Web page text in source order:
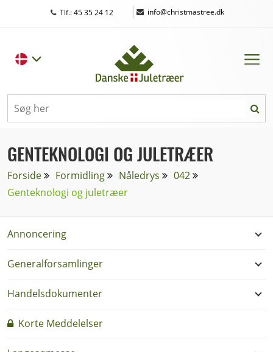
Tlf.: 45 35 24 12 | info@christmastree.dk
GENTEKNOLOGI OG JULETRÆER
Forside Formidling Nåledrys
042
Genteknologi og juletræer
Annoncering
Generalforsamlinger
Handelsdokumenter
Korte Meddelelser